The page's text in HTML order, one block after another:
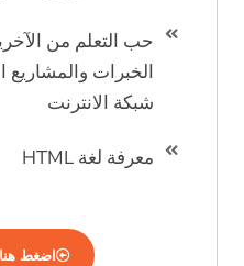
حب التعلم من
الخبرات
شبكة الانترنت
معرفة لغة HTML
اضغط